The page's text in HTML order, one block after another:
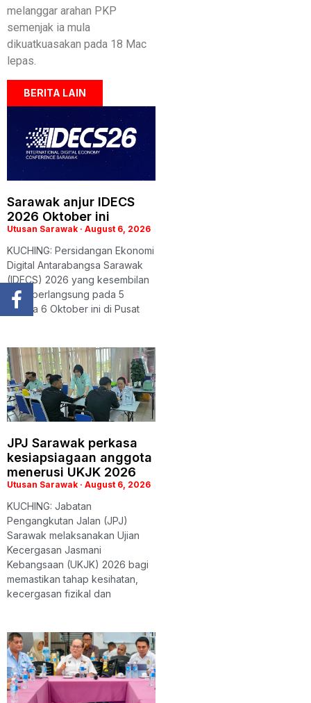
melanggar arahan PKP
semenjak ia mula
dikuatkuasakan pada 18 Mac
lepas.
BERITA LAIN
Sarawak anjur IDECS
2026 Oktober ini
Utusan Sarawak August 6, 2026
KUCHING: Persidangan Ekonomi
Digital Antarabangsa Sarawak
(IDECS) 2026 yang kesembilan
akan berlangsung pada 5
hingga 6 Oktober ini di Pusat
JPJ Sarawak perkasa
kesiapsiagaan anggota
menerusi UKJK 2026
Utusan Sarawak August 6, 2026
KUCHING: Jabatan
Pengangkutan Jalan (JPJ)
Sarawak melaksanakan Ujian
Kecergasan Jasmani
Kebangsaan (UKJK) 2026 bagi
memastikan tahap kesihatan,
kecergasan fizikal dan